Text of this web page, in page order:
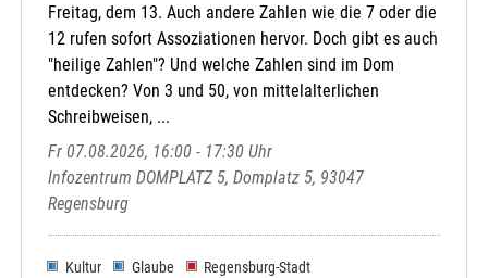
Freitag, dem 13. Auch andere Zahlen wie die 7 oder die
12 rufen sofort Assoziationen hervor. Doch gibt es auch
"heilige Zahlen"? Und welche Zahlen sind im Dom
entdecken? Von 3 und 50, von mittelalterlichen
Schreibweisen, ...
Fr 07.08.2026, 16:00 - 17:30 Uhr
Infozentrum DOMPLATZ 5, Domplatz 5, 93047
Regensburg
Kultur Glaube
Regensburg-Stadt